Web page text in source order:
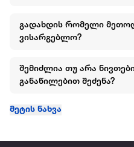
გადახდის რომელი
ვისარგებლო?
შემიძლია თუ არა
განაწილებით შეძენა?
მეტის ნახვა